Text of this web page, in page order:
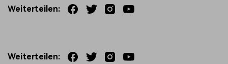
Weiterteilen:
Weiterteilen: